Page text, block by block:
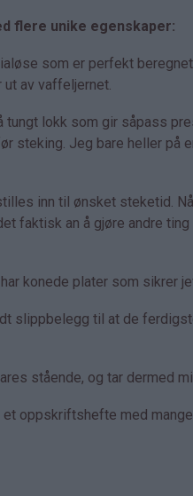
flere unike egenskaper:
som er perfekt
av vaffeljernet.
tungt lokk som gir såpass
steking. Jeg bare heller på
inn til ønsket steketid.
faktisk an å gjøre andre
konede plater som sikrer
slippbelegg til at de
stående, og tar dermed
oppskriftshefte med